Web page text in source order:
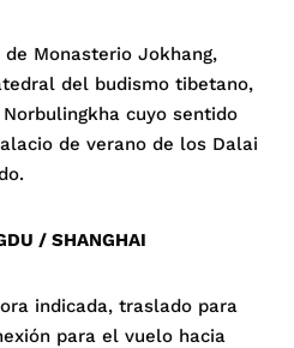
Monasterio Jokhang,
del budismo tibetano,
cuyo sentido
de verano de los Dalai
/ SHANGHAI
indicada, traslado para
para el vuelo hacia